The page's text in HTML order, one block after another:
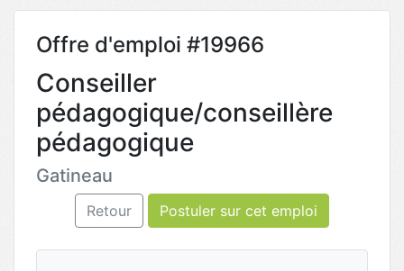
Offre d'emploi #19966
Conseiller
pédagogique/conseillère
pédagogique
Gatineau
Retour Postuler sur cet emploi